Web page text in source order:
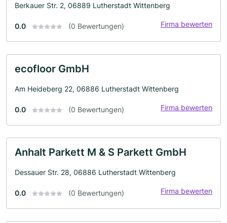
Berkauer Str. 2, 06889 Lutherstadt Wittenberg
0.0 (0 Bewertungen) Firma bewerten
ecofloor GmbH
Am Heideberg 22, 06886 Lutherstadt Wittenberg
0.0 (0 Bewertungen) Firma bewerten
Anhalt Parkett M & S Parkett GmbH
Dessauer Str. 28, 06886 Lutherstadt Wittenberg
0.0 (0 Bewertungen) Firma bewerten